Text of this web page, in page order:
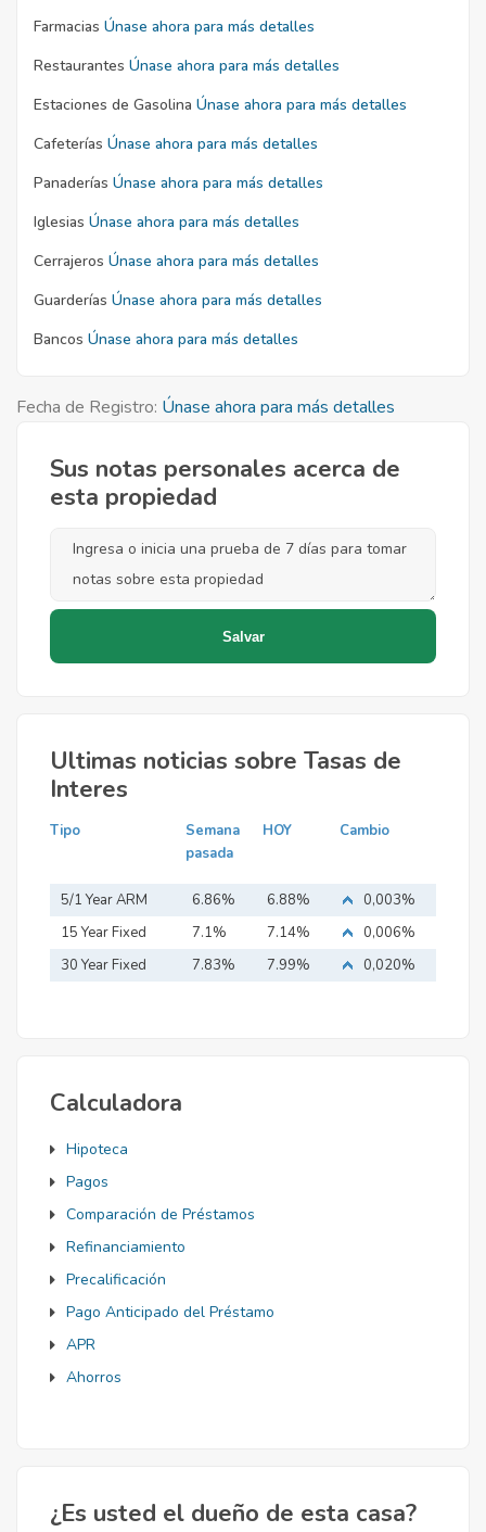
Farmacias Únase ahora para más detalles
Restaurantes Únase ahora para más detalles
Estaciones de Gasolina Únase ahora para más detalles
Cafeterías Únase ahora para más detalles
Panaderías Únase ahora para más detalles
Iglesias Únase ahora para más detalles
Cerrajeros Únase ahora para más detalles
Guarderías Únase ahora para más detalles
Bancos Únase ahora para más detalles
Fecha de Registro: Únase ahora para más detalles
Sus notas personales acerca de
esta propiedad
Ultimas noticias sobre Tasas de
Interes
Tipo
Semana
pasada
HOY Cambio
5/1 Year ARM 6.86% 6.88%
0,003%
15 Year Fixed
Mortgage
7.1% 7.14%
0,006%
30 Year Fixed
7.83% 7.99% 0,020%
Calculadora
Hipoteca
Pagos
Comparación de Préstamos
Refinanciamiento
Precalificación
Pago Anticipado del Préstamo
APR
Ahorros
¿Es usted el dueño de esta casa?